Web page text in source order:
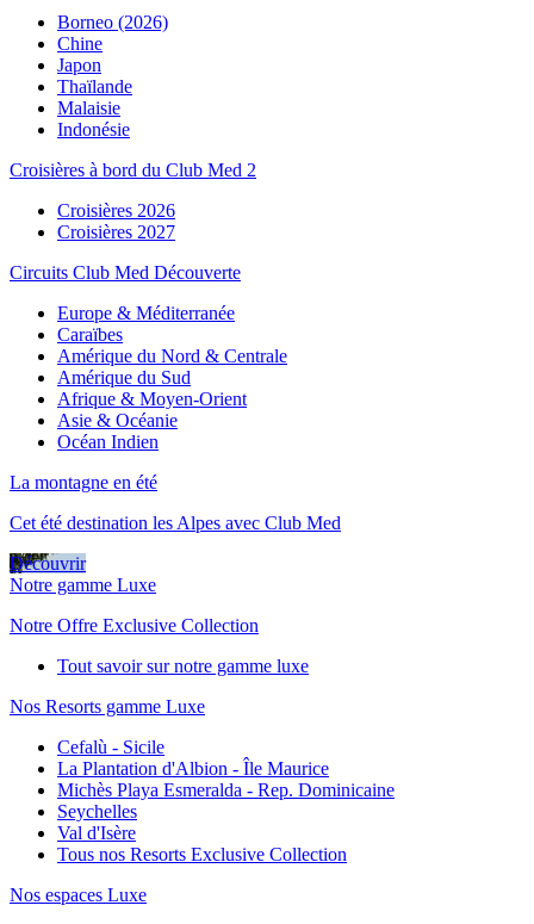
Borneo (2026)
Chine
Japon
Thaïlande
Malaisie
Indonésie
Croisières à bord du Club Med 2
Croisières 2026
Croisières 2027
Circuits Club Med Découverte
Europe & Méditerranée
Caraïbes
Amérique du Nord & Centrale
Amérique du Sud
Afrique & Moyen-Orient
Asie & Océanie
Océan Indien
La montagne en été
Cet été destination les Alpes avec Club Med
Découvrir
Notre gamme Luxe
Notre Offre Exclusive Collection
Tout savoir sur notre gamme luxe
Nos Resorts gamme Luxe
Cefalù - Sicile
La Plantation d'Albion - Île Maurice
Michès Playa Esmeralda - Rep. Dominicaine
Seychelles
Val d'Isère
Tous nos Resorts Exclusive Collection
Nos espaces Luxe